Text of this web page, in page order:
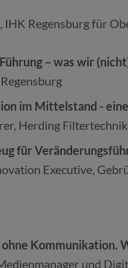
IHK Regensburg für
– was wir
im Mittelstand -
Herding
für
Executive,
Kommunikation.
und